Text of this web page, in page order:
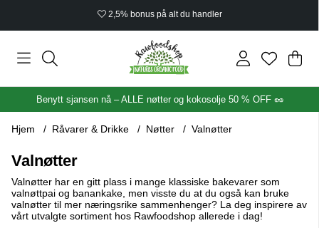
Økologisk sertifisert
.
Benytt sjansen nå – ALLE nøtter og kokosolje 50 % OFF 🥜
Hjem Råvarer & Drikke Nøtter Valnøtter
Valnøtter
Valnøtter har en gitt plass i mange klassiske bakevarer som
valnøttpai og banankake, men visste du at du også kan bruke
valnøtter til mer næringsrike sammenhenger? La deg inspirere av
vårt utvalgte sortiment hos Rawfoodshop allerede i dag!